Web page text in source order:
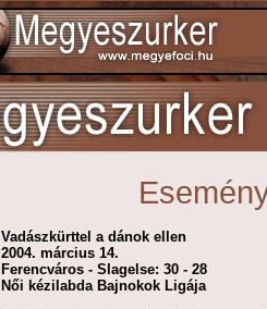
Vadászkürttel a dánok ellen
2004. március 14.
Ferencváros - Slagelse: 30 - 28
Női kézilabda Bajnokok Ligája